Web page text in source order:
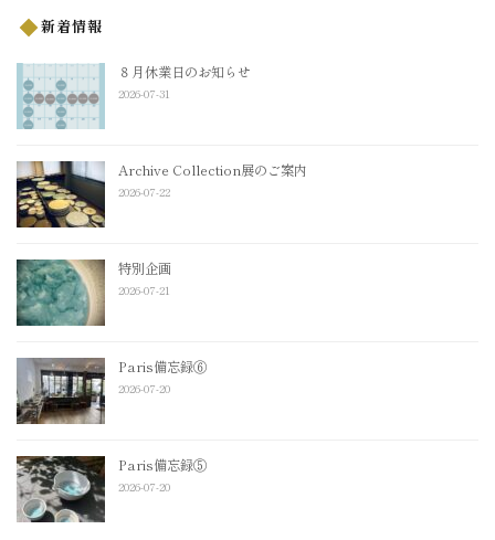
新着情報
８月休業日のお知らせ
2026-07-31
Archive Collection展のご案内
2026-07-22
特別企画
2026-07-21
Paris備忘録⑥
2026-07-20
Paris備忘録⑤
2026-07-20